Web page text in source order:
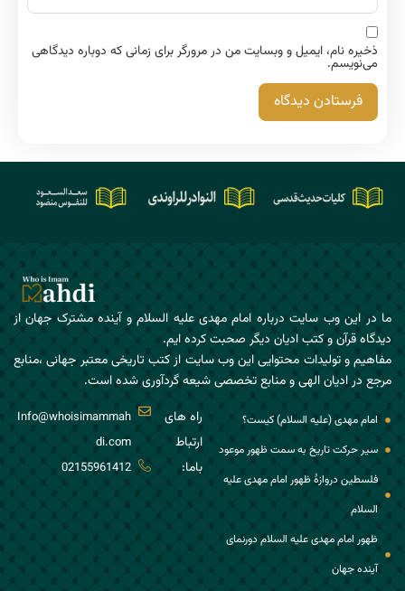
ذخیره نام، ایمیل و وبسایت من در مرورگر برای زمانی که دوباره دیدگاهی
می‌نویسم.
ما در این وب سایت درباره امام مهدی علیه السلام و آینده مشترک جهان از
دیدگاه قرآن و کتب ادیان دیگر صحبت کرده ایم.
مفاهیم و تولیدات محتوایی این وب سایت از کتب تاریخی معتبر جهانی ،منابع
مرجع در ادیان الهی و منابع تخصصی شیعه گردآوری شده است.
امام مهدی (علیه السلام) کیست؟
سیر حرکت تاریخ به سمت ظهور موعود
فلسطین دروازۀ ظهور امام مهدی علیه
السلام
ظهور امام مهدی علیه السلام دورنمای
آینده جهان
راه های
ارتباط
باما:
Info@whoisimammah
di.com
02155961412